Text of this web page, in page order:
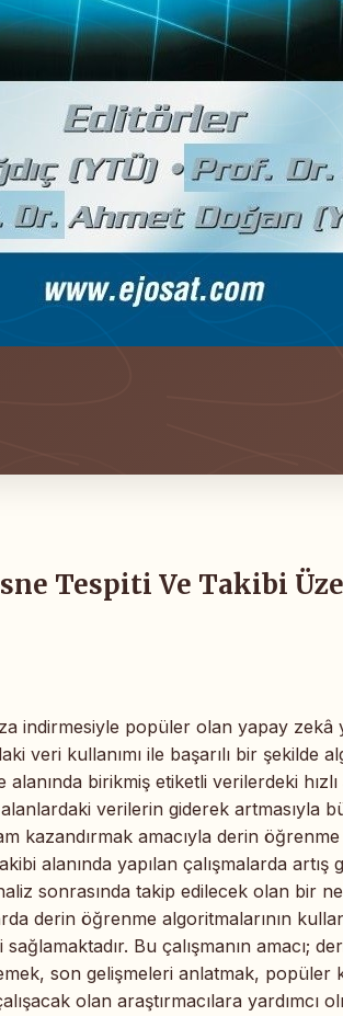
Tespiti Ve Takibi
indirmesiyle popüler olan yapay zekâ
kullanımı ile başarılı bir şekilde
birikmiş etiketli verilerdeki
verilerin giderek artmasıyla
kazandırmak amacıyla derin
alanında yapılan çalışmalarda
sonrasında takip edilecek olan bir
derin öğrenme algoritmalarının
Bu çalışmanın amacı;
son gelişmeleri anlatmak, popüler
olan araştırmacılara yardımcı